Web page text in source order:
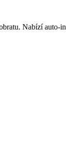
Nabízí auto-